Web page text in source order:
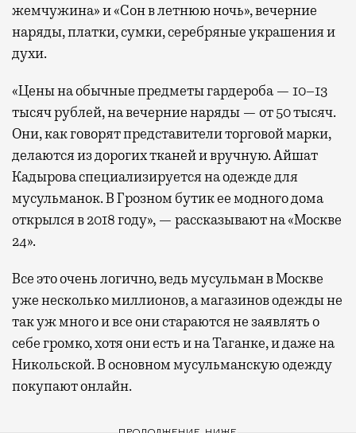
жемчужина» и «Сон в летнюю ночь», вечерние
наряды, платки, сумки, серебряные украшения и
духи.
«Цены на обычные предметы гардероба — 10–13
тысяч рублей, на вечерние наряды — от 50 тысяч.
Они, как говорят представители торговой марки,
делаются из дорогих тканей и вручную. Айшат
Кадырова специализируется на одежде для
мусульманок. В Грозном бутик ее модного дома
открылся в 2018 году», — рассказывают на «Москве
24».
Все это очень логично, ведь мусульман в Москве
уже несколько миллионов, а магазинов одежды не
так уж много и все они стараются не заявлять о
себе громко, хотя они есть и на Таганке, и даже на
Никольской. В основном мусульманскую одежду
покупают онлайн.